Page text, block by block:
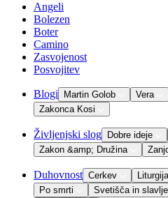
Angeli
Bolezen
Boter
Camino
Zasvojenost
Posvojitev
Blogi Martin Golob Vera
Zakonca Kosi
Življenjski slog Dobre ideje
Zakon &amp; Družina
Duhovnost Cerkev Liturgija
Po smrti
Svetišča in